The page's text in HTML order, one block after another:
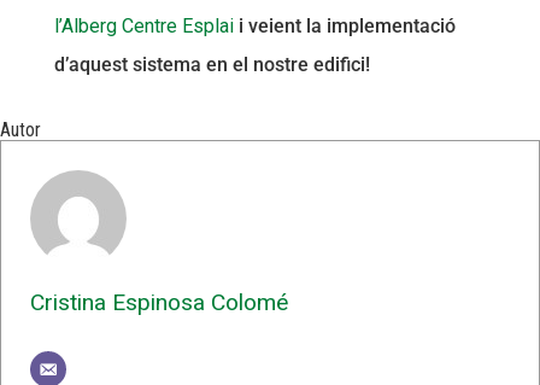
l’Alberg Centre Esplaii veient la implementació
d’aquest sistema en el nostre edifici!
Autor
Cristina Espinosa Colomé